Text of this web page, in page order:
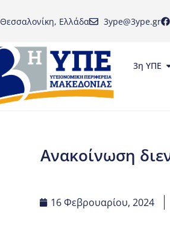
Θεσσαλονίκη, Ελλάδα 3ype@3ype.gr
3η ΥΠΕ
Ανακοίνωση
16 Φεβρουαρίου, 2024